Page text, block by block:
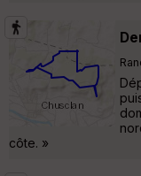
côte. »